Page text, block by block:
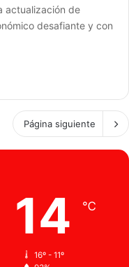
actualización de
desafiante y con
Página siguiente
14 ℃
16º - 11º